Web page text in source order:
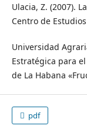
Ulacia, Z. (2007).
Centro de
Universidad
Estratégica para
de La Habana
pdf